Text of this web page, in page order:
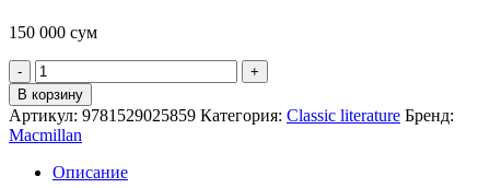
150 000 сум
Quantity
В корзину
Артикул: 9781529025859 Категория: Classic literature Бренд:
Macmillan
Описание